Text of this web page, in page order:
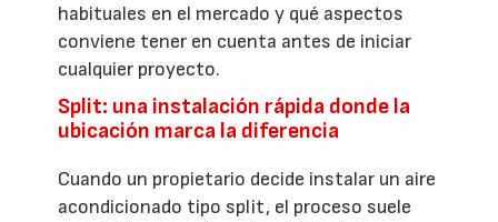
habituales en el mercado y qué aspectos
conviene tener en cuenta antes de iniciar
cualquier proyecto.
Split: una instalación rápida donde la
ubicación marca la diferencia
Cuando un propietario decide instalar un aire
acondicionado tipo split, el proceso suele